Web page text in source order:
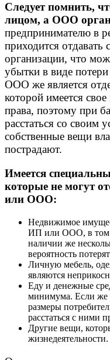
Следует помнить,
лицом, а ООО
предпринимателю в
приходится
организации, что
убытки в виде
ООО же является
которой имеется
права, поэтому при
расстаться со своим
собственные вещи
пострадают.
Имеется
которые не могут
или ООО:
Недвижимое
ИП или ООО, в том
наличии же
вероятность
Личную мебель,
являются
Еду и денежные
минимума. Если же
размеры
расстаться с ними
Другие вещи,
жизнедеятельности.